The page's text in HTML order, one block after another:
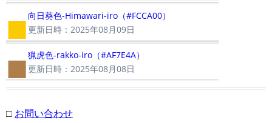
■向日葵色-Himawari-iro（#FCCA00）
更新日時：2025年08月09日
■猟虎色-rakko-iro（#AF7E4A）
更新日時：2025年08月08日
□ お問い合わせ